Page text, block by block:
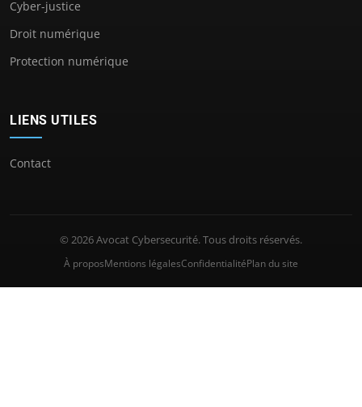
Cyber-justice
Droit numérique
Protection numérique
LIENS UTILES
Contact
© 2026 Avocat Cybersecurité. Tous droits réservés.
À proposMentions légalesConfidentialitéPlan du site